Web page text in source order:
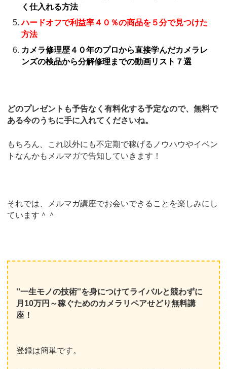
く仕入れる方法
ハードオフで利益率４０％の商品を５分で見つけた
方法
カメラ修理歴４０年のプロから直接学んだカメラレ
ンズの検品から分解修理までの動画リスト７選
どのプレゼントも予告なく有料化する予定なので、無料で
ある今のうちに手に入れてくださいね。
もちろん、これ以外にも不定期で稼げるノウハウやイベン
トなんかもメルマガで告知していきます！
それでは、メルマガ講座でお会いできることを楽しみにし
ています＾＾
''一生モノの技術''を身につけてライバルと競わずに
月10万円～稼ぐためのカメラリペアせどり無料講
座！
登録は簡単です。